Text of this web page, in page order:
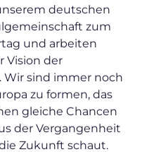
deutschen
zum
und arbeiten
Vision der
Wir sind immer noch
zu formen, das
gleiche Chancen
der Vergangenheit
Zukunft schaut.